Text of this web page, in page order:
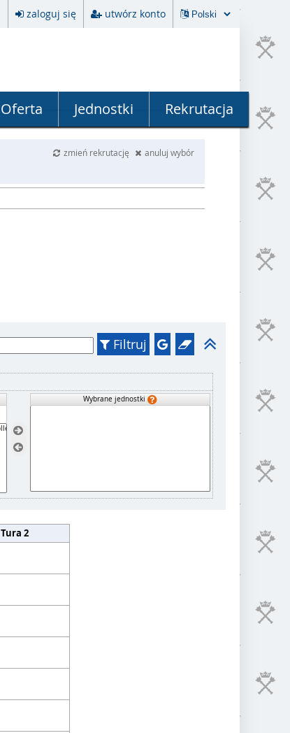
zaloguj się utwórz konto
Oferta Jednostki Rekrutacja
zmień rekrutację
anuluj wybór
Filtruj
Wybrane jednostki
Tura 2